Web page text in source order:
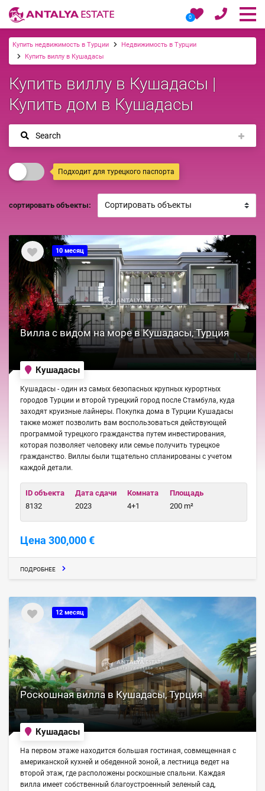
0
Купить недвижимость в Турции
Недвижимость в Турции
Купить виллу в Кушадасы
Купить виллу в Кушадасы |
Купить дом в Кушадасы
Search
Подходит для турецкого паспорта
сортировать объекты:
10 месяц
Вилла с видом на море в Кушадасы, Турция
Кушадасы
Кушадасы - один из самых безопасных крупных курортных
городов Турции и второй турецкий город после Стамбула, куда
заходят круизные лайнеры. Покупка дома в Турции Кушадасы
также может позволить вам воспользоваться действующей
программой турецкого гражданства путем инвестирования,
которая позволяет человеку или семье получить турецкое
гражданство. Виллы были тщательно спланированы с учетом
каждой детали.
ID объекта
8132
Дата сдачи
2023
Комната
4+1
Площадь
200 m²
Цена 300,000 €
ПОДРОБНЕЕ
12 месяц
Роскошная вилла в Кушадасы, Турция
Кушадасы
На первом этаже находится большая гостиная, совмещенная с
американской кухней и обеденной зоной, а лестница ведет на
второй этаж, где расположены роскошные спальни. Каждая
вилла имеет собственный благоустроенный зеленый сад,